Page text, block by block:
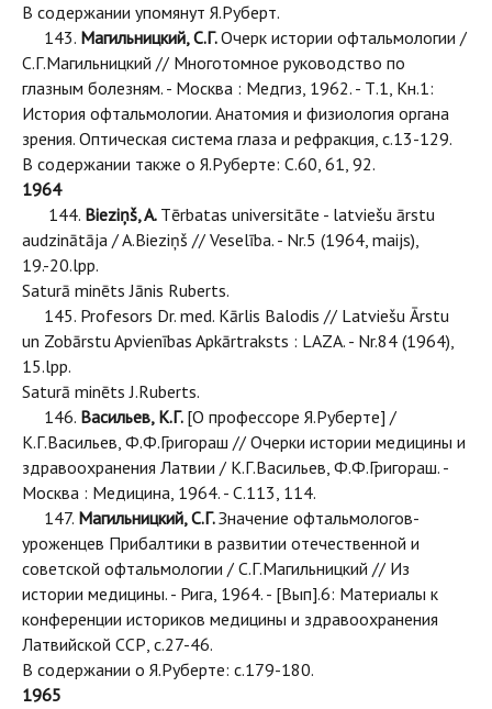
В содержании упомянут Я.Руберт.
143. Магильницкий, С.Г.Очерк истории офтальмологии /
С.Г.Магильницкий // Многотомное руководство по
глазным болезням. - Москва : Медгиз, 1962. - Т.1, Кн.1:
История офтальмологии. Анатомия и физиология органа
зрения. Оптическая система глаза и рефракция, с.13-129.
В содержании также о Я.Руберте: С.60, 61, 92.
1964
144. Bieziņš, A. Tērbatas universitāte - latviešu ārstu
audzinātāja / A.Bieziņš // Veselība. - Nr.5 (1964, maijs),
19.-20.lpp.
Saturā minēts Jānis Ruberts.
145. Profesors Dr. med. Kārlis Balodis // Latviešu Ārstu
un Zobārstu Apvienības Apkārtraksts : LAZA. - Nr.84 (1964),
15.lpp.
Saturā minēts J.Ruberts.
146. Васильев, К.Г. [О профессоре Я.Руберте] /
К.Г.Васильев, Ф.Ф.Григораш // Очерки истории медицины и
здравоохранения Латвии / К.Г.Васильев, Ф.Ф.Григораш. -
Москва : Медицина, 1964. - С.113, 114.
147. Магильницкий, С.Г.Значение офтальмологов-
уроженцев Прибалтики в развитии отечественной и
советской офтальмологии / С.Г.Магильницкий // Из
истории медицины. - Рига, 1964. - [Вып].6: Материалы к
конференции историков медицины и здравоохранения
Латвийской ССР, с.27-46.
В содержании о Я.Руберте: с.179-180.
1965